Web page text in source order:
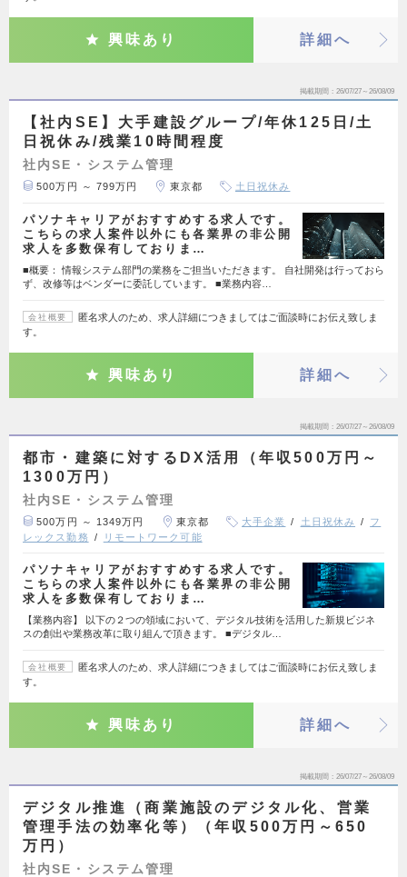
興味あり 詳細へ
掲載期間 26/07/27～26/08/09
【社内SE】大手建設グループ/年休125日/土
日祝休み/残業10時間程度
社内SE・システム管理
500万円 ～ 799万円 東京都 土日祝休み
パソナキャリアがおすすめする求人です。
こちらの求人案件以外にも各業界の非公開
求人を多数保有しておりま…
■概要： 情報システム部門の業務をご担当いただきます。 自社開発は行っておら
ず、改修等はベンダーに委託しています。 ■業務内容…
会社概要
匿名求人のため、求人詳細につきましてはご面談時にお伝え致しま
す。
興味あり 詳細へ
掲載期間 26/07/27～26/08/09
都市・建築に対するDX活用（年収500万円～
1300万円）
社内SE・システム管理
500万円 ～ 1349万円 東京都 大手企業 土日祝休み
フ
レックス勤務
リモートワーク可能
パソナキャリアがおすすめする求人です。
こちらの求人案件以外にも各業界の非公開
求人を多数保有しておりま…
【業務内容】 以下の２つの領域において、デジタル技術を活用した新規ビジネ
スの創出や業務改革に取り組んで頂きます。 ■デジタル…
会社概要
匿名求人のため、求人詳細につきましてはご面談時にお伝え致しま
す。
興味あり 詳細へ
掲載期間 26/07/27～26/08/09
デジタル推進（商業施設のデジタル化、営業
管理手法の効率化等）（年収500万円～650
万円）
社内SE・システム管理